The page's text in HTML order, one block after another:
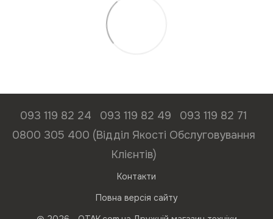
093 119 82 24 093 119 82 49
093 119 82 71
0800 305 400 (Відділ Якості Обслуговування
Клієнтів)
Контакти
Повна версія сайту